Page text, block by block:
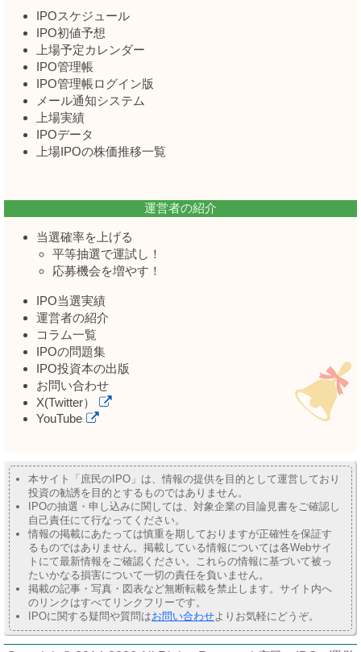
IPOスケジュール
IPO初値予想
上場予定カレンダー
IPO管理帳
IPO管理帳ログイン版
メール通知システム
上場実績
IPOデータ
上場IPOの株価推移一覧
運営者の紹介
当選確率を上げる
平等抽選で運試し！
応募機会を増やす！
IPO当選実績
運営者の紹介
コラム一覧
IPOの問題集
IPO投資本の出版
お問い合わせ
X(Twitter）
YouTube
本サイト「庶民のIPO」は、情報の提供を目的として運営しており
投資の勧誘を目的とするものではありません。
IPOの抽選・申し込みに関しては、対象企業の目論見書をご確認し
自己責任にて行なってください。
情報の掲載にあたっては慎重を期しておりますが正確性を保証す
るものではありません。掲載している情報については各Webサイ
トにて最新情報をご確認ください。これらの情報に基づいて被っ
たいかなる損害について一切の責任を負いません。
掲載の記事・写真・図表など無断転載を禁止します。サイト内へ
のリンクはすべてリンクフリーです。
IPOに関する疑問や質問はお問い合わせよりお気軽にどうぞ。